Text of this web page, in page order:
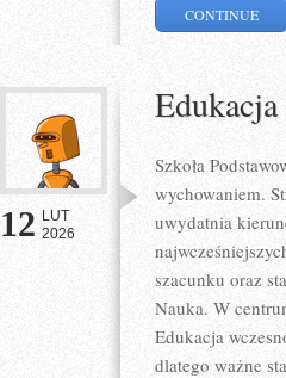
CONTINUE
12 LUT
2026
Szkoła
wychowaniem.
uwydatnia
szacunku oraz
Nauka. W
Edukacja
dlatego ważne